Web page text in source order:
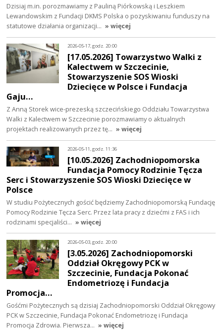
Dzisiaj m.in. porozmawiamy z Pauliną Piórkowską i Leszkiem
Lewandowskim z Fundacji DKMS Polska o pozyskiwaniu funduszy na
statutowe działania organizacji… » więcej
2026-05-17, godz. 20:00
[17.05.2026] Towarzystwo Walki z
Kalectwem w Szczecinie,
Stowarzyszenie SOS Wioski
Dziecięce w Polsce i Fundacja
Gaju…
Z Anną Storek wice-prezeską szczecińskiego Oddziału Towarzystwa
Walki z Kalectwem w Szczecinie porozmawiamy o aktualnych
projektach realizowanych przez tę… » więcej
2026-05-11, godz. 11:36
[10.05.2026] Zachodniopomorska
Fundacja Pomocy Rodzinie Tęcza
Serc i Stowarzyszenie SOS Wioski Dziecięce w
Polsce
W studiu Pożytecznych gościć będziemy Zachodniopomorską Fundację
Pomocy Rodzinie Tęcza Serc. Przez lata pracy z dziećmi z FAS i ich
rodzinami specjaliści… » więcej
2026-05-03, godz. 20:00
[3.05.2026] Zachodniopomorski
Oddział Okręgowy PCK w
Szczecinie, Fundacja Pokonać
Endometriozę i Fundacja
Promocja…
Gośćmi Pożytecznych są dzisiaj Zachodniopomorski Oddział Okręgowy
PCK w Szczecinie, Fundacja Pokonać Endometriozę i Fundacja
Promocja Zdrowia. Pierwsza… » więcej